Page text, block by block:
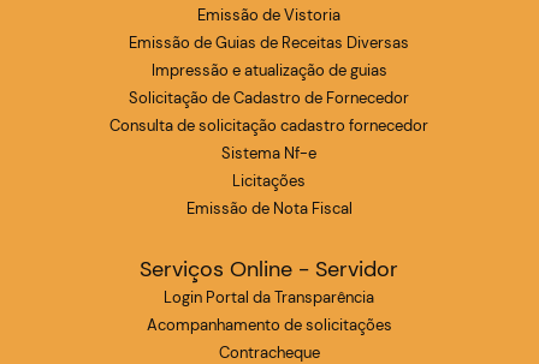
Emissão de Vistoria
Emissão de Guias de Receitas Diversas
Impressão e atualização de guias
Solicitação de Cadastro de Fornecedor
Consulta de solicitação cadastro fornecedor
Sistema Nf-e
Licitações
Emissão de Nota Fiscal
Serviços Online - Servidor
Login Portal da Transparência
Acompanhamento de solicitações
Contracheque